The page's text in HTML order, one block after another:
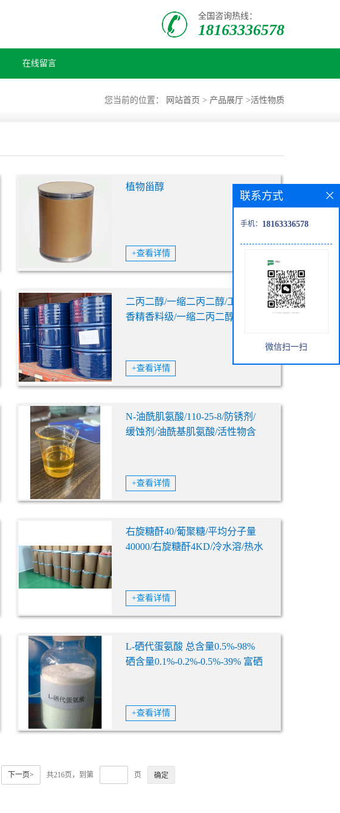
全国咨询热线：
18163336578
在线留言
您当前的位置： 网站首页 > 产品展厅 >活性物质
植物甾醇
+查看详情
二丙二醇/一缩二丙二醇/工业级/
香精香料级/一缩二丙二醇/110-
+查看详情
N-油酰肌氨酸/110-25-8/防锈剂/
缓蚀剂/油酰基肌氨酸/活性物含
+查看详情
右旋糖酐40/葡聚糖/平均分子量
40000/右旋糖酐4KD/冷水溶/热水
+查看详情
L-硒代蛋氨酸 总含量0.5%-98%
硒含量0.1%-0.2%-0.5%-39% 富硒
+查看详情
下一页> 共216页，到第 页
联系方式
手机： 18163336578
微信扫一扫